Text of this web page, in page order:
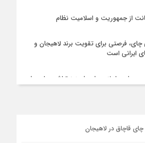
از جمهوریت و اسلامیت نظام
چای، فرصتی برای تقویت برند لاهیجان و
ایرانی است
حمایت از لاهیجان یا هزینه‌تراشی برای چای
چای قاچاق در لاهیجان